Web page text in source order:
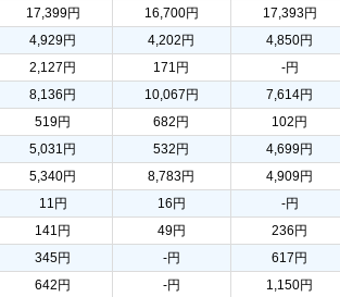
17,399円 16,700円 17,393円
4,929円 4,202円 4,850円
2,127円 171円 -円
8,136円 10,067円 7,614円
519円 682円 102円
5,031円 532円 4,699円
5,340円 8,783円 4,909円
11円 16円 -円
141円 49円 236円
345円 -円 617円
642円 -円 1,150円